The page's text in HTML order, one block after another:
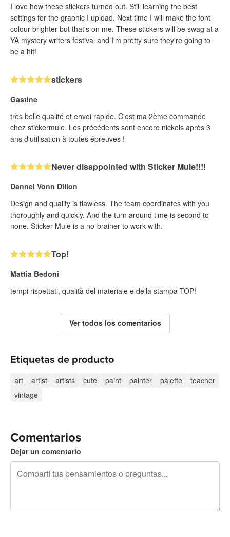
I love how these stickers turned out. Still learning the best
settings for the graphic I upload. Next time I will make the font
colour brighter but that's on me. These stickers will be swag at a
YA mystery writers festival and I'm pretty sure they're going to
be a hit!
stickers
Gastine
très belle qualité et envoi rapide. C'est ma 2ème commande
chez stickermule. Les précédents sont encore nickels après 3
ans d'utilisation à toutes épreuves !
Never disappointed with Sticker Mule!!!!
Dannel Vonn Dillon
Design and quality is flawless. The team coordinates with you
thoroughly and quickly. And the turn around time is second to
none. Sticker Mule is a no-brainer to work with.
Top!
Mattia Bedoni
tempi rispettati, qualità del materiale e della stampa TOP!
Ver todos los comentarios
Etiquetas de producto
art artist artists cute paint painter palette
teacher
vintage
Comentarios
Dejar un comentario